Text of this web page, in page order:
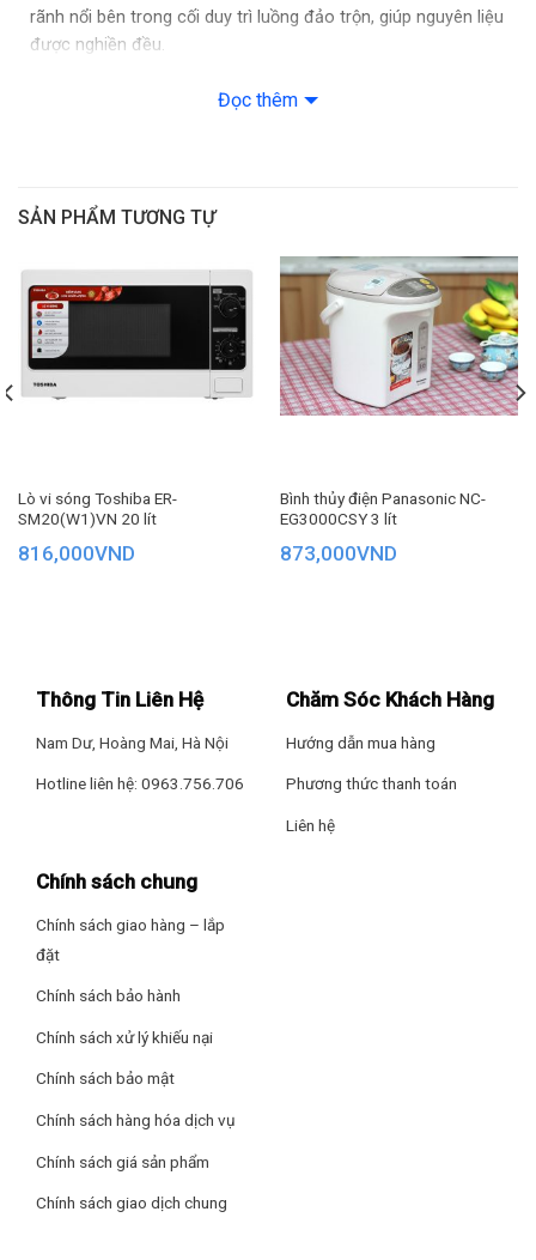
rãnh nổi bên trong cối duy trì luồng đảo trộn, giúp nguyên liệu
được nghiền đều.
với kết cấu lí tưởng
Tiện lợi hơn nhờ có đến 2 cối
2 cối giúp xay đồng thời nhiều loại nguyên liệu, tiện lợi hơn khi
không phải vệ sinh cùng một cối giữa các lần sử dụng trong
Đọc thêm
SẢN PHẨM TƯƠNG TỰ
Lò vi sóng Toshiba ER-
SM20(W1)VN 20 lít
816,000VND
Bình thủy điện Panasonic NC-
EG3000CSY 3 lít
873,000VND
Thông Tin Liên Hệ
Nam Dư, Hoàng Mai, Hà Nội
Hotline liên hệ: 0963.756.706
Chăm Sóc Khách Hàng
Hướng dẫn mua hàng
Phương thức thanh toán
Liên hệ
Chính sách chung
Chính sách giao hàng – lắp
đặt
Chính sách bảo hành
Chính sách xử lý khiếu nại
Chính sách bảo mật
Chính sách hàng hóa dịch vụ
Chính sách giá sản phẩm
Chính sách giao dịch chung